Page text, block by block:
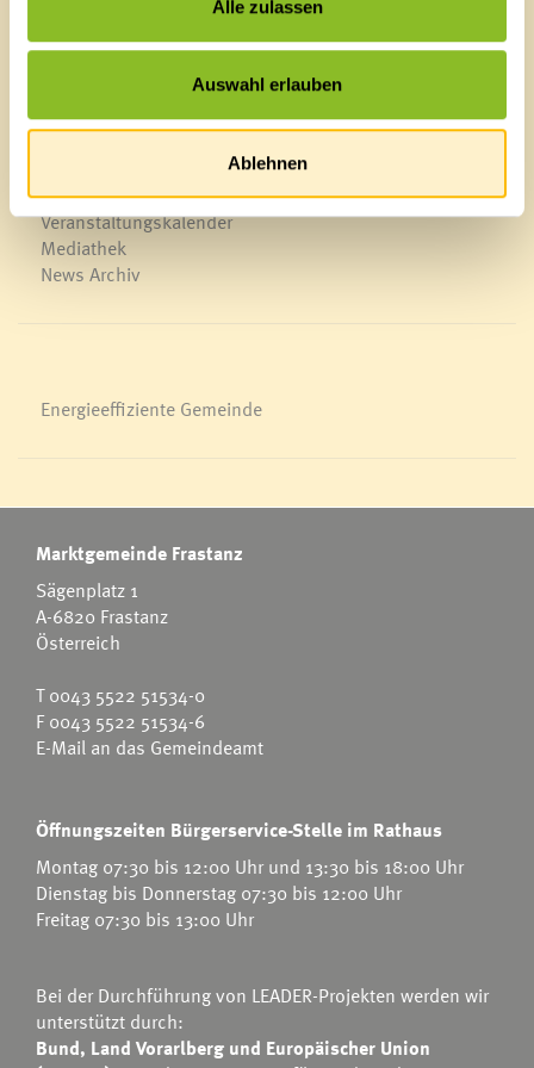
Alle zulassen
Auswahl erlauben
Ablehnen
Veröffentlichungsportal
Bürgermeldungen
Veranstaltungskalender
Mediathek
News Archiv
Energieeffiziente Gemeinde
Marktgemeinde Frastanz
Sägenplatz 1
A-6820 Frastanz
Österreich
T0043 5522 51534-0
F 0043 5522 51534-6
E-Mail an das Gemeindeamt
Öffnungszeiten Bürgerservice-Stelle im Rathaus
Montag 07:30 bis 12:00 Uhr und 13:30 bis 18:00 Uhr
Dienstag bis Donnerstag 07:30 bis 12:00 Uhr
Freitag 07:30 bis 13:00 Uhr
Bei der Durchführung von LEADER-Projekten werden wir
unterstützt durch:
Bund, Land Vorarlberg und Europäischer Union